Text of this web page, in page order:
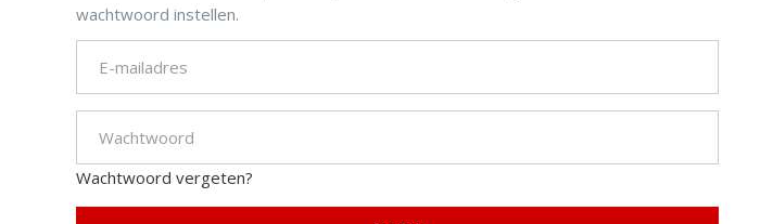
IJZERWAREN,
GEREEDSCHAP
OPSLUITING
wachtwoord instellen.
Wachtwoord vergeten?